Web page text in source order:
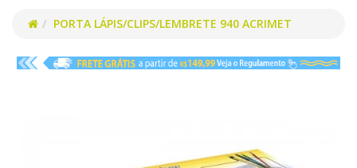
PORTA LÁPIS/CLIPS/LEMBRETE 940 ACRIMET